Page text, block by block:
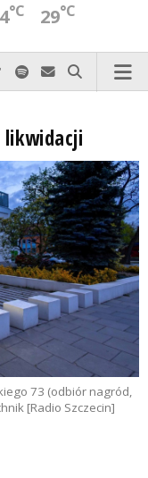
°C 29°C
nas zadzwoń
Facebook-u
nas na Xnas na Instagram-ie
Odwiedź nas na TikTok-u
Szukaj nas na Spotify
Wyślij do nas
Szukaj
likwidacji
73 (odbiór nagród,
[Radio Szczecin]